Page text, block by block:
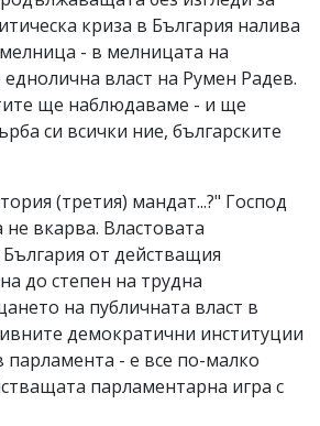
криза в България налива
- в мелницата на
власт на Румен Радев.
ще наблюдаваме - и ще
си всички ние, българските
(третия) мандат...?" Господ
вкарва. Властовата
от действащия
до степен на трудна
на публичната власт в
демократични институции
парламента - е все по-малко
парламентарна игра с